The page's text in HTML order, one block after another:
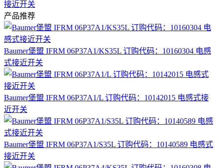
接近开关
产品推荐
Baumer堡盟 IFRM 06P37A1/KS35L 订购代码：10160304 电感
式接近开关
Baumer堡盟 IFRM 06P37A1/L 订购代码：10142015 电感式接
近开关
Baumer堡盟 IFRM 06P37A1/S35L 订购代码：10140589 电感式
接近开关